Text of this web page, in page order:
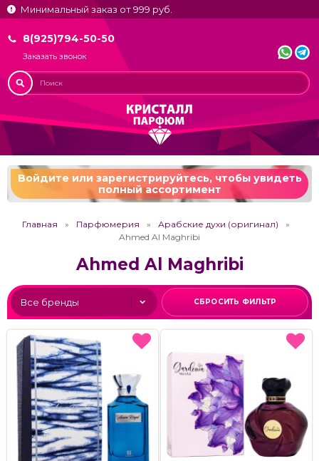
Минимальный заказ от 999 руб.
8(925)794-50-50
Заказать звонок
Войдите или зарегистрируйтесь,чтобы увидеть
полный ассортимент
Главная Парфюмерия
Арабские духи (оригинал)
Ahmed Al Maghribi
Ahmed Al Maghribi
СБРОСИТЬ ФИЛЬТР